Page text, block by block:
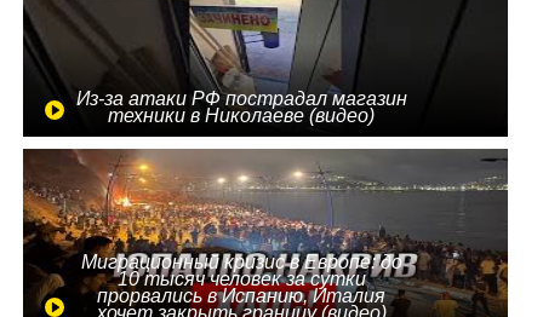
Из-за атаки РФ пострадал магазин
техники в Николаеве (видео)
Миграционный кризис в Европе: до
10 тысяч человек за сутки
прорвались в Испанию, Италия
хочет закрыть границу (видео)